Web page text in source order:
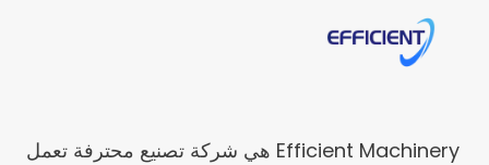
Efficient Machinery هي شركة تصنيع محترفة تعمل